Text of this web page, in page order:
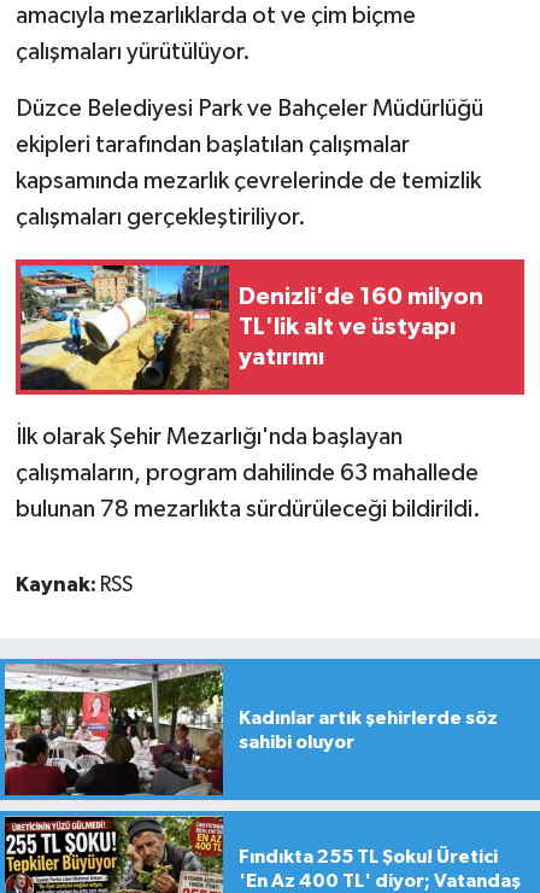
amacıyla mezarlıklarda ot ve çim biçme
çalışmaları yürütülüyor.
Düzce Belediyesi Park ve Bahçeler Müdürlüğü
ekipleri tarafından başlatılan çalışmalar
kapsamında mezarlık çevrelerinde de temizlik
çalışmaları gerçekleştiriliyor.
Denizli'de 160 milyon
TL'lik alt ve üstyapı
yatırımı
İlk olarak Şehir Mezarlığı'nda başlayan
çalışmaların, program dahilinde 63 mahallede
bulunan 78 mezarlıkta sürdürüleceği bildirildi.
Kaynak: RSS
Kadınlar artık şehirlerde söz
sahibi oluyor
Fındıkta 255 TL Şoku! Üretici
'En Az 400 TL' diyor; Vatandaş